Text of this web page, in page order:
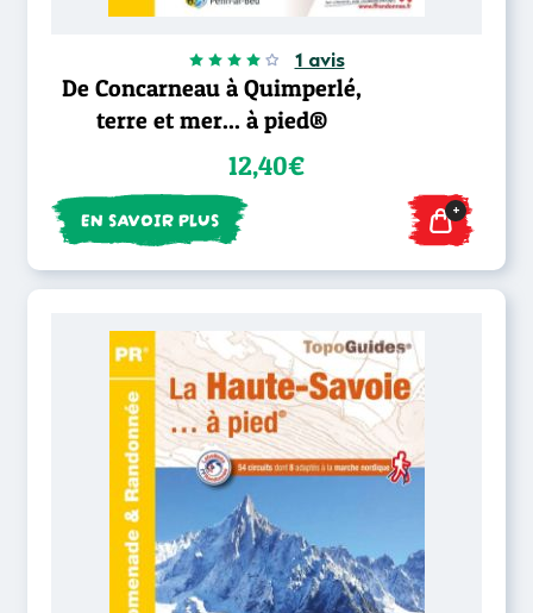
1 avis
De Concarneau à Quimperlé,
terre et mer... à pied®
12,40€
EN SAVOIR PLUS +